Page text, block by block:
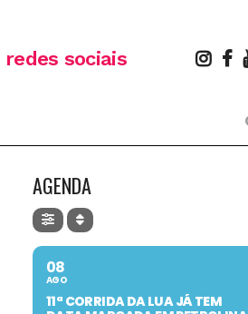
redes sociais
AGENDA
08
AGO
11ª CORRIDA DA LUA JÁ TEM